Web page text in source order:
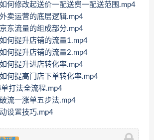
何修改起送价一配送费一配送范围.mp4
卖运营的底层逻辑.mp4
东流量的组成部分.mp4
何提升店铺的流量1.mp4
何提升店铺的流量2.mp4
何提升进店转化率.mp4
何提高门店下单转化率.mp4
打法全流程.mp4
流一涨单五步法.mp4
设置技巧.mp4